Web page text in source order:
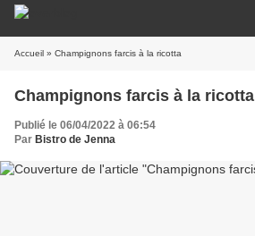
Accueil » Champignons farcis à la ricotta
Champignons farcis à la ricotta
Publié le 06/04/2022 à 06:54
Par Bistro de Jenna